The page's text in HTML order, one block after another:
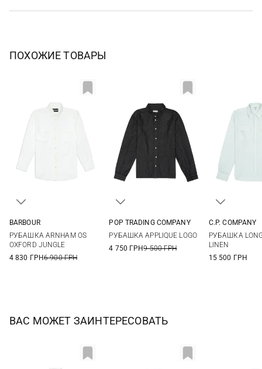
ПОХОЖИЕ ТОВАРЫ
44
BARBOUR
РУБАШКА ARNHAM OS
OXFORD JUNGLE
4 830 ГРН6 900 ГРН
POP TRADING COMPANY
РУБАШКА APPLIQUE LOGO
4 750 ГРН9 500 ГРН
C.P. COMPANY
РУБАШКА LONG
LINEN
15 500 ГРН
ВАС МОЖЕТ ЗАИНТЕРЕСОВАТЬ